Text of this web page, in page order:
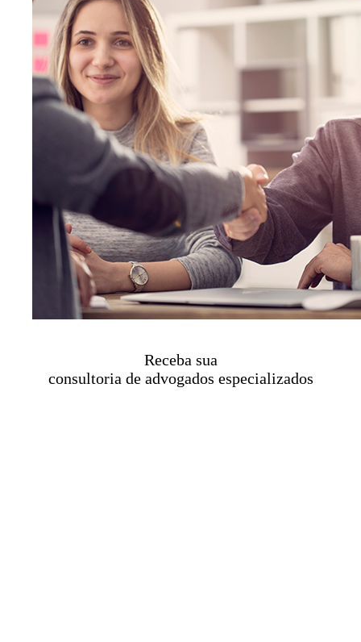
Receba sua
consultoria de advogados especializados